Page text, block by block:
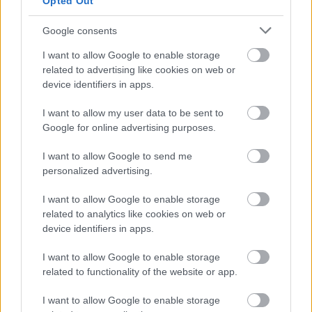
Google consents
I want to allow Google to enable storage
related to advertising like cookies on web or
device identifiers in apps.
I want to allow my user data to be sent to
Google for online advertising purposes.
I want to allow Google to send me
personalized advertising.
I want to allow Google to enable storage
related to analytics like cookies on web or
device identifiers in apps.
I want to allow Google to enable storage
related to functionality of the website or app.
I want to allow Google to enable storage
csapásokba, és egyszerűen túllépünk a
sérelmeinken, mert előfordulhat, hogy az
állhatatosságunkkal csak még nagyobb károkat
okozunk magunknak és a környezetünknek. A
filmben megjelenő „vörös” természetesen a vér
szimbóluma is, azé a véré, ami mindig a pillanatnyi
miatt kerül - szinte törvényszerűen - kiontásra.
Mindezek alapján a Red egy nagyszerű, igazán
elgondolkodtató dráma is lehetne, de sajnos néhány
dolog miatt képtelen azzá válni. Egyrészt a
kivitelezése teljesen középszerű. Unalmas kamera
beállítások, álmosító színvilág, fantáziátlan vágások,
azonnal felejthető zene, és úgy általában vaskos
Hallmark-kategóriás megjelenés jellemző a mozira.
A színészekből sem sikerült kihozni a legjobbat
(Robert Englund alias Freddy Kreuger milyen
rendezőként részt vett a horrorműves Lucky McKee is